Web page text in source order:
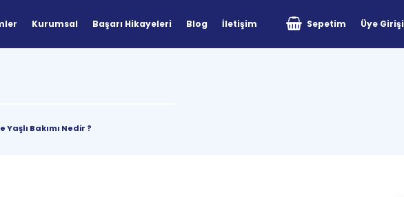
Kurumsal Başarı Hikayeleri Blog İletişim Sepetim Üye Girişi
Yaşlı Bakımı Nedir ?